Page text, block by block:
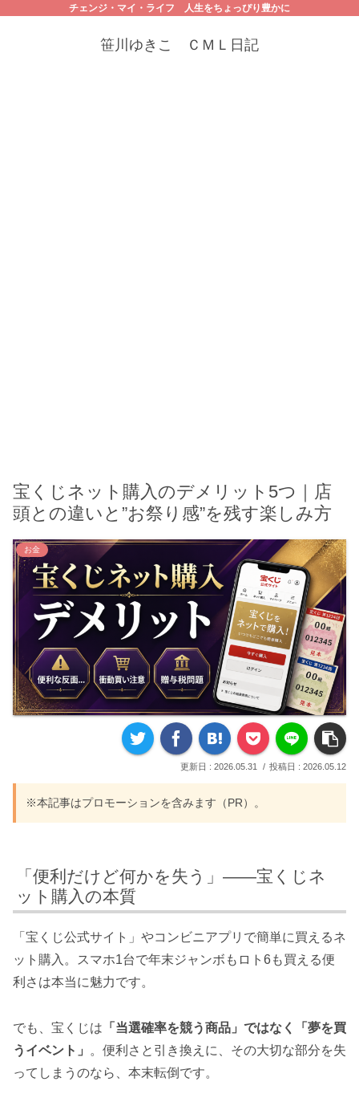
チェンジ・マイ・ライフ 人生をちょっぴり豊かに
笹川ゆきこ ＣＭＬ日記
宝くじネット購入のデメリット5つ｜店
頭との違いと”お祭り感”を残す楽しみ方
お金
2026.05.31 2026.05.12
※本記事はプロモーションを含みます（PR）。
「便利だけど何かを失う」——宝くじネ
ット購入の本質
「宝くじ公式サイト」やコンビニアプリで簡単に買えるネ
ット購入。スマホ1台で年末ジャンボもロト6も買える便
利さは本当に魅力です。
でも、宝くじは 「当選確率を競う商品」ではなく「夢を買
うイベント」
。便利さと引き換えに、その大切な部分を失
ってしまうのなら、本末転倒です。